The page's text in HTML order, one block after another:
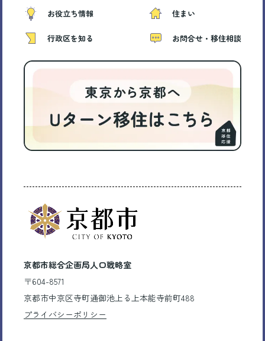
お役立ち情報
行政区を知る
住まい
お問合せ・移住相談
京都市総合企画局人口戦略室
〒604-8571
京都市中京区寺町通御池上る上本能寺前町488
プライバシーポリシー